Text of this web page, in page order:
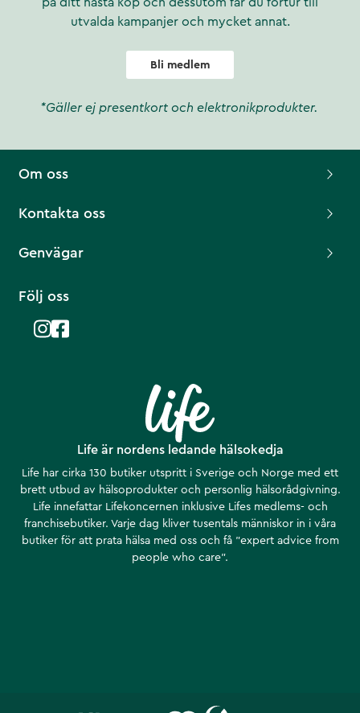
utvalda kampanjer och mycket annat.
Bli medlem
*Gäller ej presentkort och elektronikprodukter.
Life är nordens ledande hälsokedja
Life har cirka 130 butiker utspritt i Sverige och Norge med ett
brett utbud av hälsoprodukter och personlig hälsorådgivning.
Life innefattar Lifekoncernen inklusive Lifes medlems- och
franchisebutiker. Varje dag kliver tusentals människor in i våra
butiker för att prata hälsa med oss och få ”expert advice from
people who care”.
Om oss
Kontakta oss
Genvägar
Följ oss